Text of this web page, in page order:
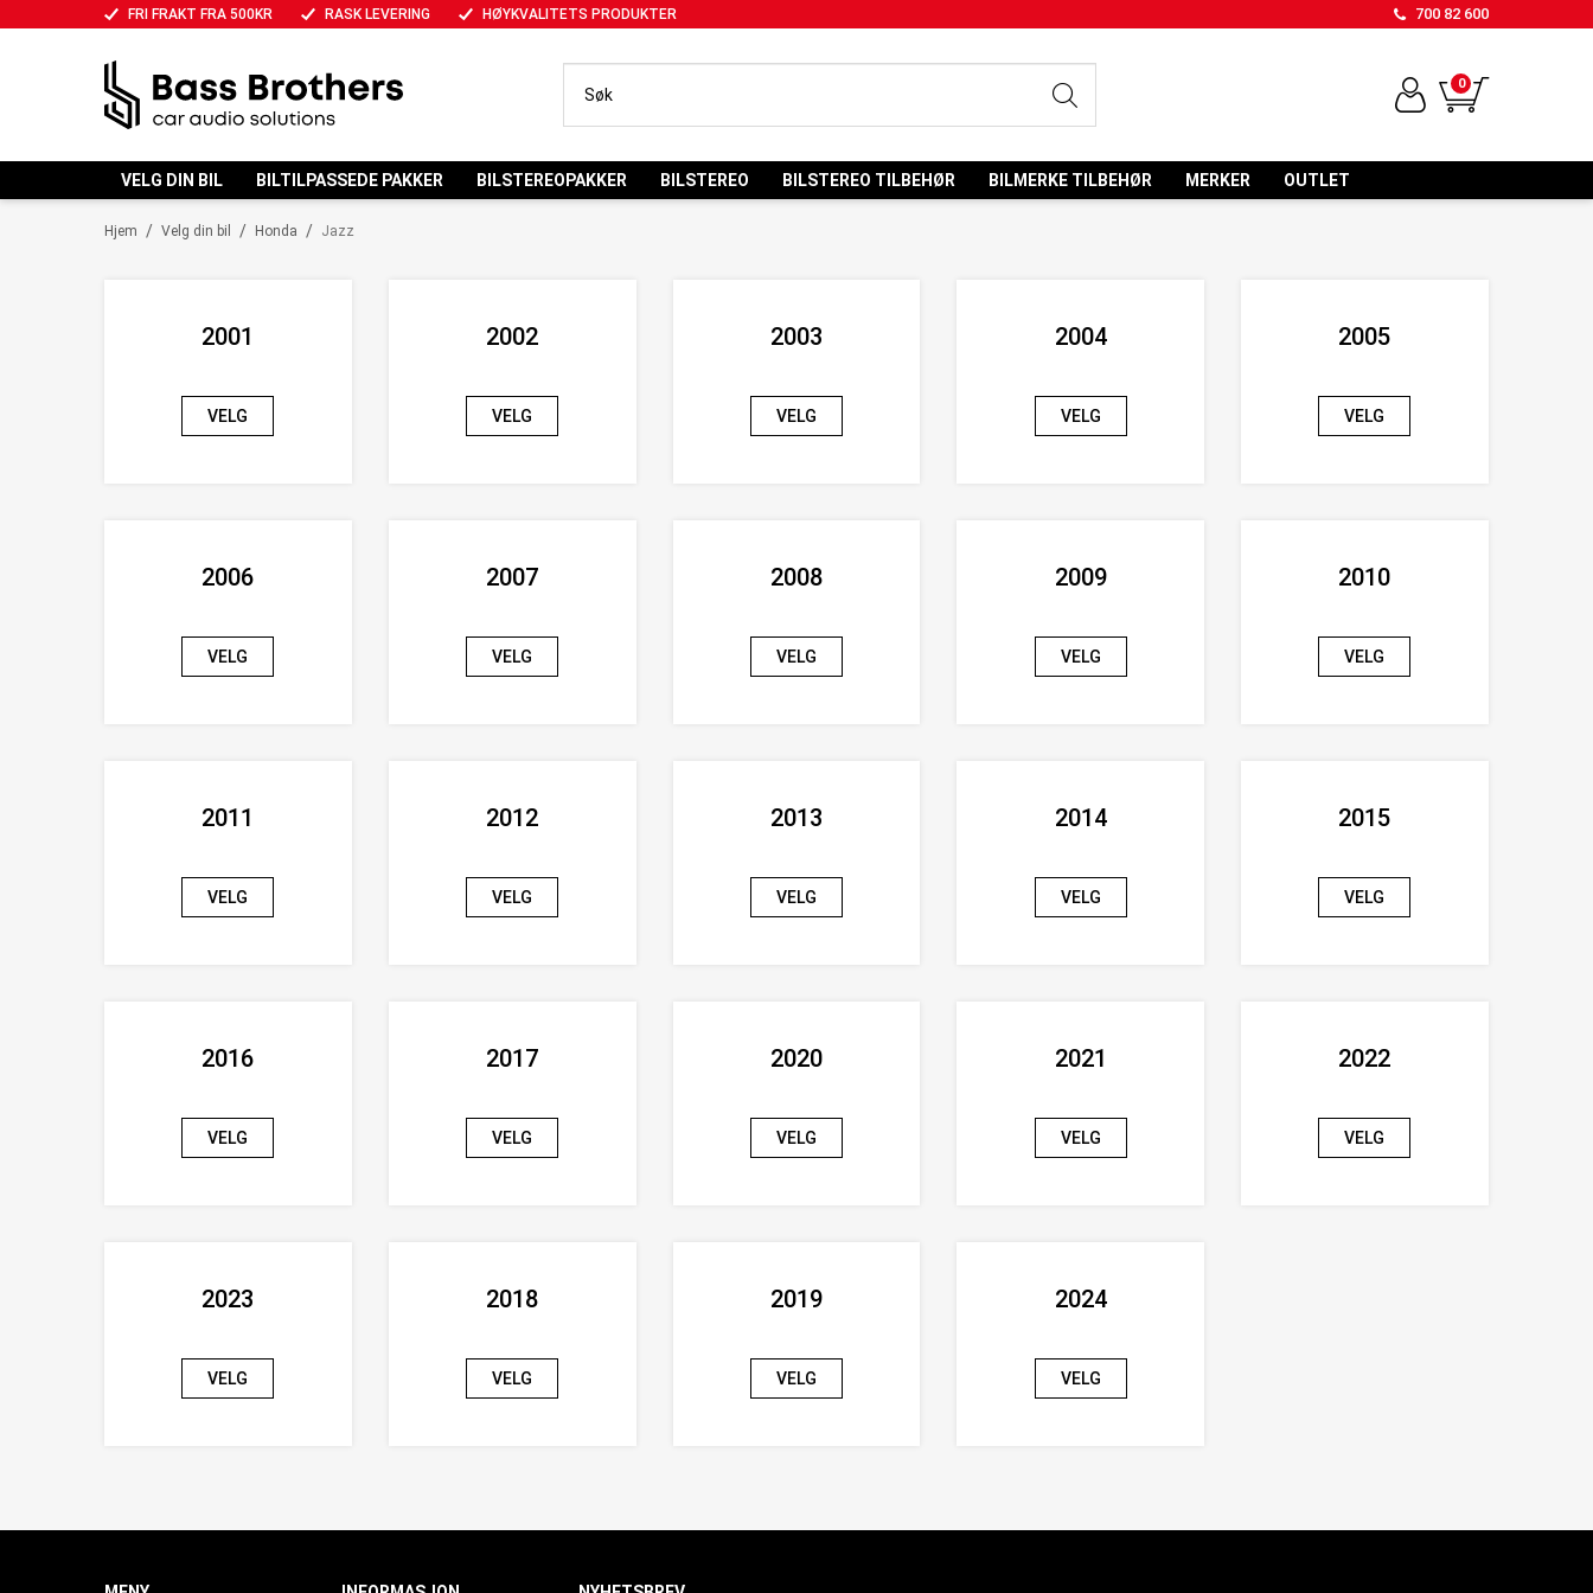
FRI FRAKT FRA 500KR RASK LEVERING HØYKVALITETS PRODUKTER 700 82 600
0
VELG DIN BIL BILTILPASSEDE PAKKER BILSTEREOPAKKER BILSTEREO BILSTEREO TILBEHØR BILMERKE TILBEHØR MERKER OUTLET
/
Hjem /
Velg din bil /
Honda Jazz
2001
VELG
2002
VELG
2003
VELG
2004
VELG
2005
VELG
2006
VELG
2007
VELG
2008
VELG
2009
VELG
2010
VELG
2011
VELG
2012
VELG
2013
VELG
2014
VELG
2015
VELG
2016
VELG
2017
VELG
2020
VELG
2021
VELG
2022
VELG
2023
VELG
2018
VELG
2019
VELG
2024
VELG